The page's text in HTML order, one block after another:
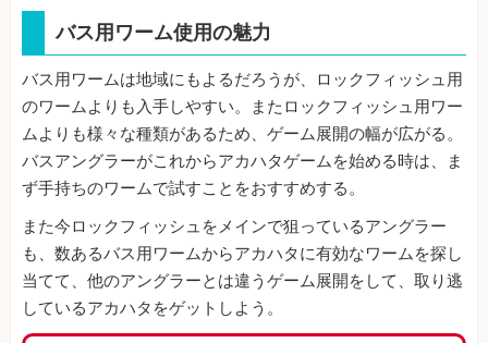
バス用ワーム使用の魅力
バス用ワームは地域にもよるだろうが、ロックフィッシュ用
のワームよりも入手しやすい。またロックフィッシュ用ワー
ムよりも様々な種類があるため、ゲーム展開の幅が広がる。
バスアングラーがこれからアカハタゲームを始める時は、ま
ず手持ちのワームで試すことをおすすめする。
また今ロックフィッシュをメインで狙っているアングラー
も、数あるバス用ワームからアカハタに有効なワームを探し
当てて、他のアングラーとは違うゲーム展開をして、取り逃
しているアカハタをゲットしよう。